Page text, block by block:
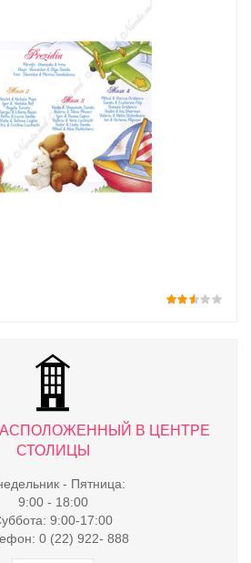
РАСПОЛОЖЕННЫЙ В ЦЕНТРЕ
СТОЛИЦЫ
- Пятница:
9:00 - 18:00
9:00-17:00
0 (22) 922- 888